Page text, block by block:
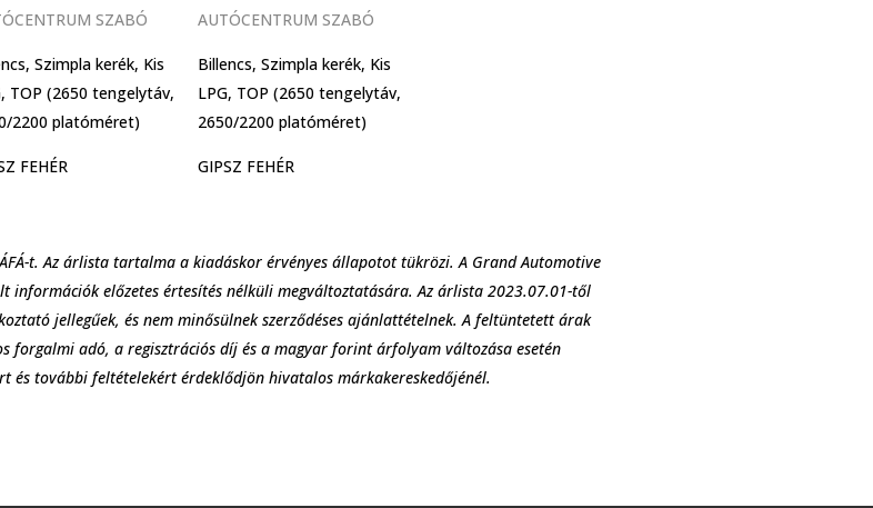
SZABÓ
Szimpla kerék, Kis
TOP (2650 tengelytáv,
2200 platóméret)
FEHÉR
AUTÓCENTRUM SZABÓ
Billencs, Szimpla kerék, Kis
LPG, TOP (2650 tengelytáv,
2650/2200 platóméret)
GIPSZ FEHÉR
t. Az árlista tartalma a kiadáskor érvényes állapotot tükrözi. A Grand Automotive
információk előzetes értesítés nélküli megváltoztatására. Az árlista 2023.07.01-től
jellegűek, és nem minősülnek szerződéses ajánlattételnek. A feltüntetett árak
adó, a regisztrációs díj és a magyar forint árfolyam változása esetén
és további feltételekért érdeklődjön hivatalos márkakereskedőjénél.